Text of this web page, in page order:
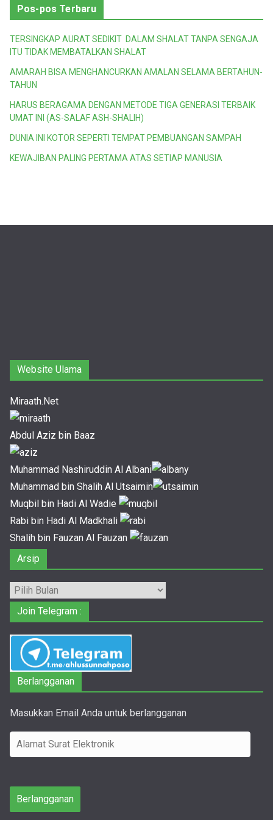
Pos-pos Terbaru
TERSINGKAP AURAT SEDIKIT DALAM SHALAT TANPA SENGAJA
ITU TIDAK MEMBATALKAN SHALAT
AMARAH BISA MENGHANCURKAN AMALAN SELAMA BERTAHUN-
TAHUN
HARUS BERAGAMA DENGAN METODE TIGA GENERASI TERBAIK
UMAT INI (AS-SALAF ASH-SHALIH)
DUNIA INI KOTOR SEPERTI TEMPAT PEMBUANGAN SAMPAH
KEWAJIBAN PALING PERTAMA ATAS SETIAP MANUSIA
Website Ulama
Miraath.Net
Abdul Aziz bin Baaz
Muhammad Nashiruddin Al Albani
Muhammad bin Shalih Al Utsaimin
Muqbil bin Hadi Al Wadie
Rabi bin Hadi Al Madkhali
Shalih bin Fauzan Al Fauzan
Arsip
Arsip
Join Telegram :
Berlangganan
Masukkan Email Anda untuk berlangganan
l
m
Berlangganan